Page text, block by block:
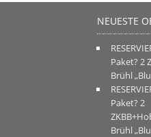
NEUESTE
Paket? 2
Brühl
Paket? 2
Brühl